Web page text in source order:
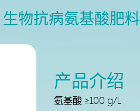
生物抗病氨基酸肥料
产品介绍
氨基酸 ≥100 g/L